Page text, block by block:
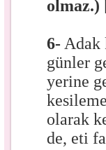
olmaz.)
6- Adak
günler
yerine
olarak
de, eti